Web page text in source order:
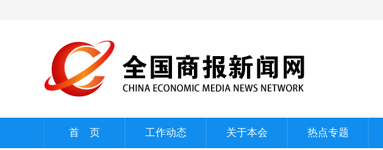
首 页 工作动态 关于本会 热点专题